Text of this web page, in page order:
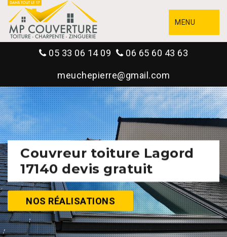
MENU
05 33 06 14 09 06 65 60 43 63
meuchepierre@gmail.com
Couvreur toiture Lagord
17140 devis gratuit
NOS RÉALISATIONS